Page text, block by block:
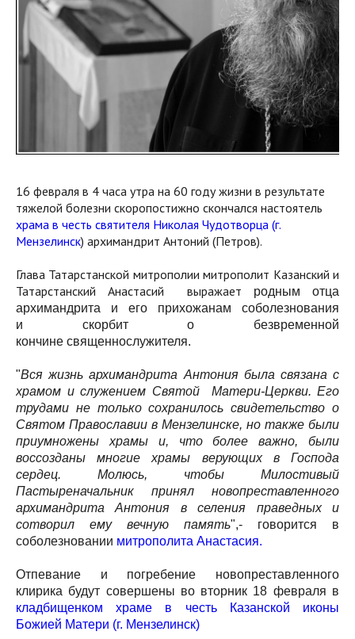
16 февраля в 4 часа утра на 60 году жизни в результате
тяжелой болезни скоропостижно скончался настоятель
храма в честь святителя Николая Чудотворца (г.
Мензелинск) архимандрит Антоний (Петров).
Глава Татарстанской митрополии митрополит Казанский и
Татарстанский Анастасий выражает
родным отца
архимандрита и его прихожанам соболезнования
и скорбит о безвременной
кончине священнослужителя.
"Вся жизнь архимандрита Антония была связана с
храмом и служением Святой Матери-Церкви. Его
трудами не только сохранилось свидетельство о
Святом Православии в Мензелинске, но также были
приумножены храмы и, что более важно, были
воссозданы многие храмы верующих в Господа
сердец. Молюсь, чтобы Милостивый
Пастыреначальник принял новопреставленного
архимандрита Антония в селения праведных и
сотворил ему вечную память",- говорится в
соболезновании митрополита Анастасия.
Отпевание и погребение новопреставленного
клирика будут совершены во вторник 18 февраля в
кладбищенком храме в честь Казанской иконы
Божией Матери (г. Мензелинск)